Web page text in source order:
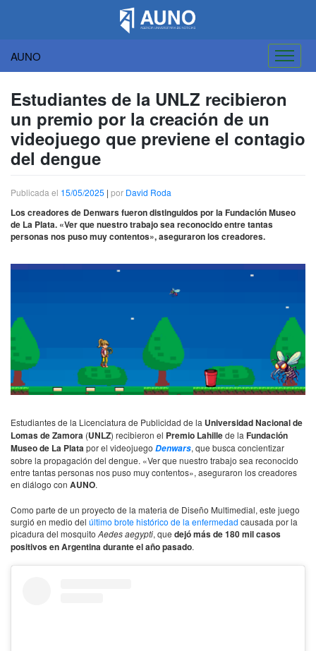
AUNO
contenido
Estudiantes de la UNLZ recibieron
un premio por la creación de un
videojuego que previene el contagio
del dengue
Publicada el 15/05/2025 | por David Roda
Los creadores de Denwars fueron distinguidos por la Fundación Museo
de La Plata. «Ver que nuestro trabajo sea reconocido entre tantas
personas nos puso muy contentos», aseguraron los creadores.
Estudiantes de la Licenciatura de Publicidad de la Universidad Nacional de
Lomas de Zamora (UNLZ) recibieron el Premio Lahillede la Fundación
Museo de La Platapor el videojuego Denwars, que busca concientizar
sobre la propagación del dengue. «Ver que nuestro trabajo sea reconocido
entre tantas personas nos puso muy contentos», aseguraron los creadores
en diálogo con AUNO.
Como parte de un proyecto de la materia de Diseño Multimedial, este juego
surgió en medio del último brote histórico de la enfermedad causada por la
picadura del mosquito Aedes aegypti, que dejó más de 180 mil casos
positivos en Argentina durante el año pasado.